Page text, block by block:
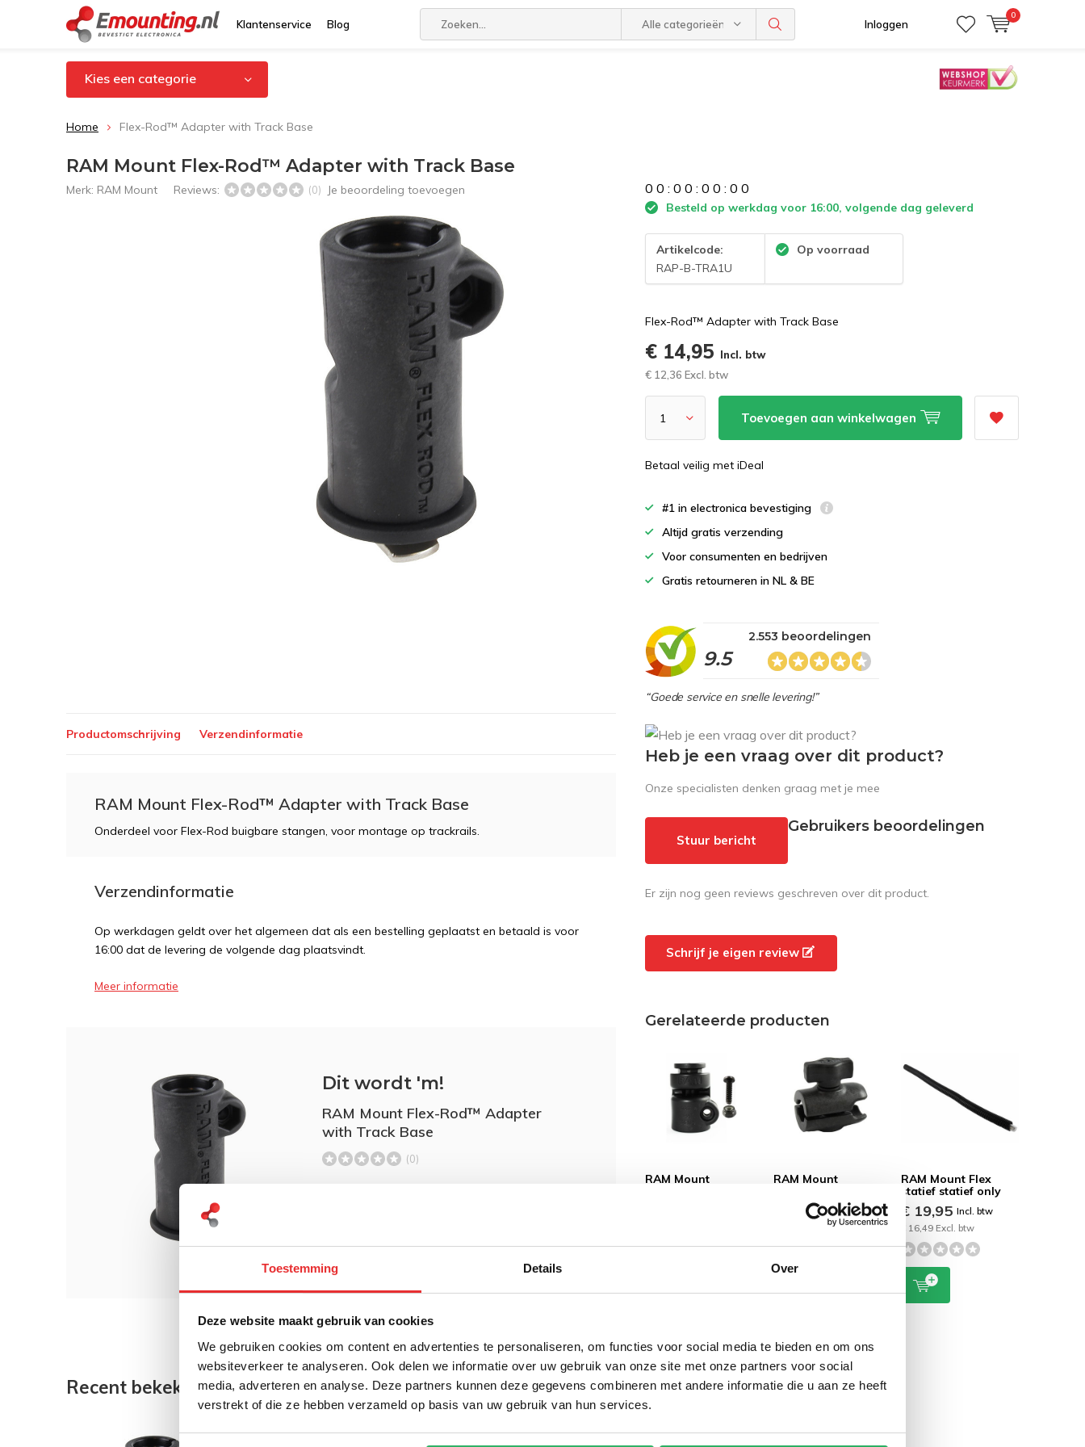
Toestemming Details Over
Deze website maakt gebruik van cookies
We gebruiken cookies om content en advertenties te personaliseren, om functies voor social media te bieden en om ons
websiteverkeer te analyseren. Ook delen we informatie over uw gebruik van onze site met onze partners voor social
media, adverteren en analyse. Deze partners kunnen deze gegevens combineren met andere informatie die u aan ze heeft
verstrekt of die ze hebben verzameld op basis van uw gebruik van hun services.
Klantenservice Blog Alle categorieën Inloggen
0
Kies een categorie
Home Flex-Rod™ Adapter with Track Base
RAM Mount Flex-Rod™ Adapter with Track Base
Merk: RAM Mount Reviews: (0) Je beoordeling toevoegen 0 0 :0 0 :0 0 :0 0
Besteld op werkdag voor 16:00, volgende dag geleverd
Artikelcode:
RAP-B-TRA1U
Op voorraad
Flex-Rod™ Adapter with Track Base
€ 14,95 Incl. btw
€ 12,36 Excl. btw
Toevoegen aan winkelwagen
Betaal veilig met iDeal
#1 in electronica bevestiging
Altijd gratis verzending
Voor consumenten en bedrijven
Gratis retourneren in NL & BE
9.5
2.553 beoordelingen
“Goede service en snelle levering!”
Productomschrijving Verzendinformatie
RAM Mount Flex-Rod™ Adapter with Track Base
Onderdeel voor Flex-Rod buigbare stangen, voor montage op trackrails.
Verzendinformatie
Op werkdagen geldt over het algemeen dat als een bestelling geplaatst en betaald is voor
16:00 dat de levering de volgende dag plaatsvindt.
Meer informatie
Dit wordt 'm!
RAM Mount Flex-Rod™ Adapter
with Track Base
(0)
Heb je een vraag over dit product?
Onze specialisten denken graag met je mee
Stuur bericht
Gebruikers beoordelingen
Er zijn nog geen reviews geschreven over dit product.
Schrijf je eigen review
Gerelateerde producten
RAM Mount
RAM Mount
Koppeling B-maat
met Octagon RAP-B-
€ 14,95Incl. btw
€ 12,36 Excl. btw
RAM Mount Flex
statief statief only
€ 19,95Incl. btw
€ 16,49 Excl. btw
Recent bekeken